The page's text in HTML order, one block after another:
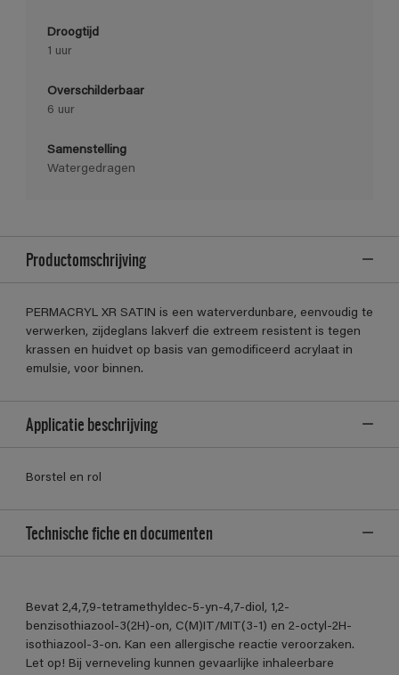
Droogtijd
1 uur
Overschilderbaar
6 uur
Samenstelling
Watergedragen
Productomschrijving
PERMACRYL XR SATIN is een waterverdunbare, eenvoudig te
verwerken, zijdeglans lakverf die extreem resistent is tegen
krassen en huidvet op basis van gemodificeerd acrylaat in
emulsie, voor binnen.
Applicatie beschrijving
Borstel en rol
Technische fiche en documenten
Bevat 2,4,7,9-tetramethyldec-5-yn-4,7-diol, 1,2-
benzisothiazool-3(2H)-on, C(M)IT/MIT(3-1) en 2-octyl-2H-
isothiazool-3-on. Kan een allergische reactie veroorzaken.
Let op! Bij verneveling kunnen gevaarlijke inhaleerbare